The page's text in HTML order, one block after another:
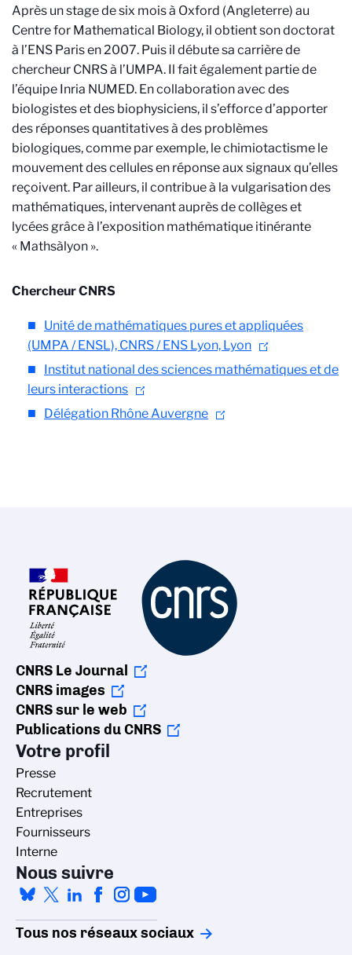
Après un stage de six mois à Oxford (Angleterre) au
Centre for Mathematical Biology, il obtient son doctorat
à l’ENS Paris en 2007. Puis il débute sa carrière de
chercheur CNRS à l’UMPA. Il fait également partie de
l’équipe Inria NUMED. En collaboration avec des
biologistes et des biophysiciens, il s’efforce d’apporter
des réponses quantitatives à des problèmes
biologiques, comme par exemple, le chimiotactisme le
mouvement des cellules en réponse aux signaux qu’elles
reçoivent. Par ailleurs, il contribue à la vulgarisation des
mathématiques, intervenant auprès de collèges et
lycées grâce à l’exposition mathématique itinérante
« Mathsàlyon ».
Chercheur CNRS
Unité de mathématiques pures et appliquées
(UMPA / ENSL), CNRS / ENS Lyon, Lyon
Institut national des sciences mathématiques et de
leurs interactions
Délégation Rhône Auvergne
CNRS Le Journal
CNRS images
CNRS sur le web
Publications du CNRS
Votre profil
Presse
Recrutement
Entreprises
Fournisseurs
Interne
Nous suivre
Tous nos réseaux sociaux